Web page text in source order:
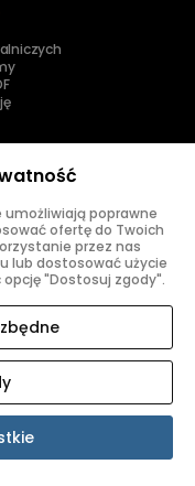
umożliwiają poprawne
ofertę do Twoich
przez nas
lub dostosować użycie
"Dostosuj zgody".